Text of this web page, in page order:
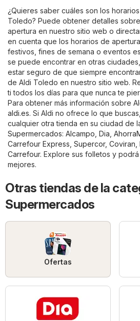
¿Quieres saber cuáles son los
Toledo? Puede obtener detalles
apertura en nuestro sitio web o
en cuenta que los horarios de
festivos, fines de semana o eventos
se puede encontrar en otras
estar seguro de que siempre
de Aldi Toledo en nuestro sitio web.
ti todos los días para que nunca te
Para obtener más información sobre
aldi.es. Si Aldi no ofrece lo que
cualquier otra tienda en su ciudad de
Supermercados: Alcampo Dia
Carrefour Express Supercor, Coviran
Carrefour. Explore sus folletos y
mejores.
Otras tiendas de la
Supermercados
Ofertas